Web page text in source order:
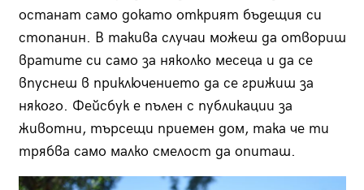
останат само докато открият бъдещия си
стопанин. В такива случаи можеш да отвориш
вратите си само за няколко месеца и да се
впуснеш в приключението да се грижиш за
някого. Фейсбук е пълен с публикации за
животни, търсещи приемен дом, така че ти
трябва само малко смелост да опиташ.